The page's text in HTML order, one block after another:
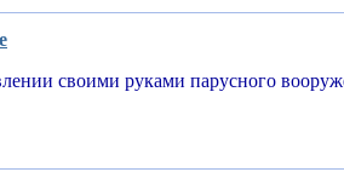
своими руками парусного